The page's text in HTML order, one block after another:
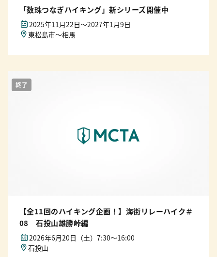
「数珠つなぎハイキング」新シリーズ開催中
2025年11月22日〜2027年1月9日
東松島市～相馬
終了
【全11回のハイキング企画！】海街リレーハイク＃
08 石投山雄勝峠編
2026年6月20日（土）7:30〜16:00
石投山